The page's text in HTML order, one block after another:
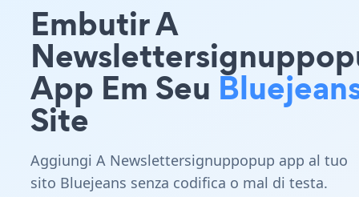
Embutir A
App Em Seu
Site
Aggiungi A Newslettersignuppopup app al tuo
sito Bluejeans senza codifica o mal di testa.